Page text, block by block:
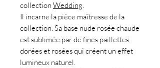
collection Wedding.
Il incarne la pièce maîtresse de la
collection. Sa base nude rosée chaude
est sublimée par de fines paillettes
dorées et rosées qui créent un effet
lumineux naturel.